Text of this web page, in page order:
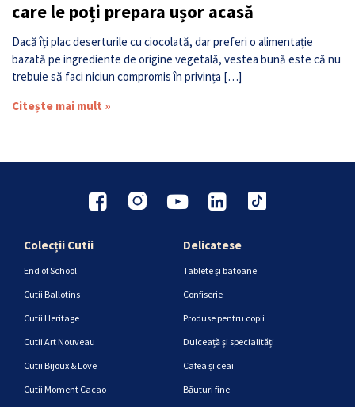
care le poți prepara ușor acasă
Dacă îți plac deserturile cu ciocolată, dar preferi o alimentație
bazată pe ingrediente de origine vegetală, vestea bună este că nu
trebuie să faci niciun compromis în privința […]
Citește mai mult »
Colecții Cutii
End of School
Cutii Ballotins
Cutii Heritage
Cutii Art Nouveau
Cutii Bijoux & Love
Cutii Moment Cacao
Delicatese
Tablete și batoane
Confiserie
Produse pentru copii
Dulceață și specialități
Cafea și ceai
Băuturi fine